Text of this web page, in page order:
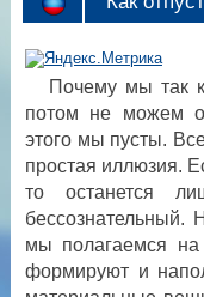
Почему мы так
потом не можем
этого мы пусты.
простая иллюзия.
то останется
мы полагаемся
формируют и